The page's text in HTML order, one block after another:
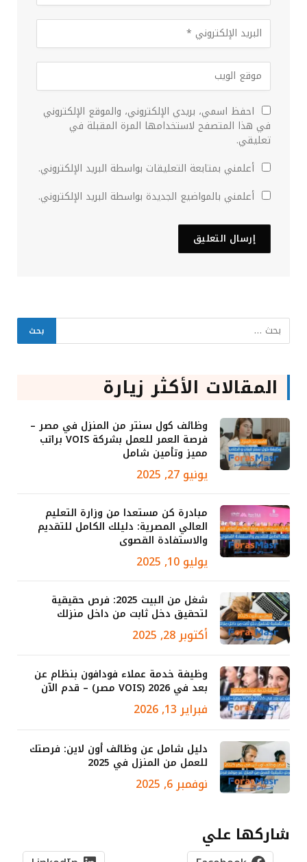
احفظ اسمي، بريدي الإلكتروني، والموقع الإلكتروني
في هذا المتصفح لاستخدامها المرة المقبلة في
تعليقي.
أعلمني بمتابعة التعليقات بواسطة البريد الإلكتروني.
أعلمني بالمواضيع الجديدة بواسطة البريد الإلكتروني.
المقالات الأكثر زيارة
وظائف كول سنتر من المنزل في مصر –
فرصة العمر للعمل بشركة VOIS براتب
مميز وتأمين شامل
يونيو 27, 2025
مبادرة كن مستعدا من وزارة التعليم
العالي المصرية: دليلك الكامل للتقديم
والاستفادة القصوى
يوليو 10, 2025
شغل من البيت 2025: فرص حقيقية
لتحقيق دخل ثابت من داخل منزلك
أكتوبر 28, 2025
وظيفة خدمة عملاء فودافون بنظام عن
بعد في 2026 (VOIS مصر) – قدم الآن
فبراير 13, 2026
دليل شامل عن وظائف أون لاين: فرصتك
للعمل من المنزل في 2025
نوفمبر 6, 2025
شاركها علي